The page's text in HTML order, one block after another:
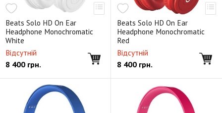
Beats Solo HD On Ear
Headphone Monochromatic
White
Відсутній
8 400 грн.
Beats Solo HD On Ear
Headphone Monochromatic
Red
Відсутній
8 400 грн.